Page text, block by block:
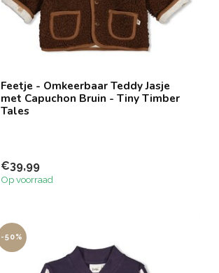
Feetje - Omkeerbaar Teddy Jasje
met Capuchon Bruin - Tiny Timber
Tales
€39,99
Op voorraad
-50%